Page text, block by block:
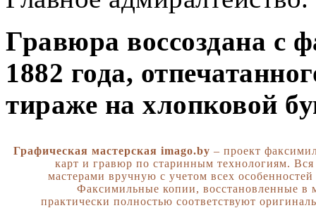
Гравюра воссоздана с
1882 года,
тираже на хлопковой
Графическая мастерская imago.by – проект
карт и гравюр по старинным технологиям. Вся
мастерами вручную с учетом всех
Факсимильные копии, восстановленные в
практически полностью соответствуют